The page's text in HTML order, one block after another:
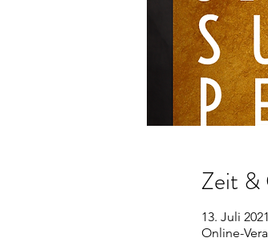
Zeit
13. Juli
Online-